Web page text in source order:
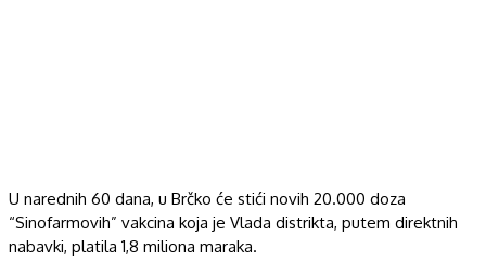
U narednih 60 dana, u Brčko će stići novih 20.000 doza
“Sinofarmovih” vakcina koja je Vlada distrikta, putem direktnih
nabavki, platila 1,8 miliona maraka.